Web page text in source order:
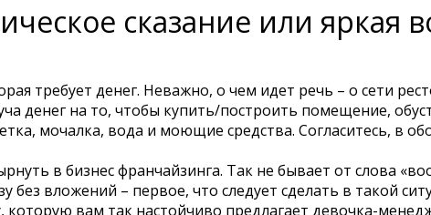
сказание или яркая
требует денег. Неважно, о чем идет речь – о сети
денег на то, чтобы купить/построить помещение,
мочалка, вода и моющие средства. Согласитесь, в
в бизнес франчайзинга. Так не бывает от слова
вложений – первое, что следует сделать в такой
вам так настойчиво предлагает девочка-